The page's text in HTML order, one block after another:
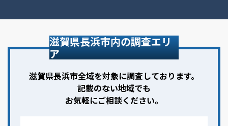
滋賀県長浜市内の調査エリ
ア
滋賀県長浜市全域を対象に調査しております。
記載のない地域でも
お気軽にご相談ください。